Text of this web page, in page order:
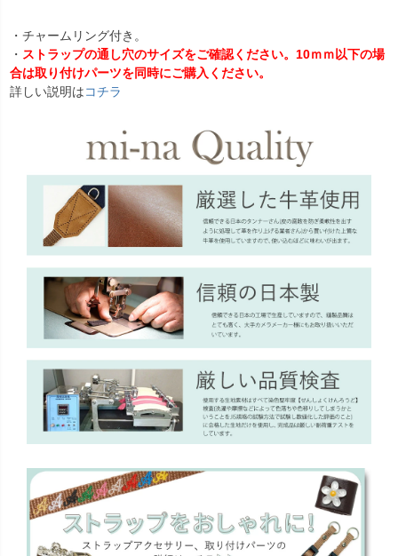
・チャームリング付き。
・ ストラップの通し穴のサイズをご確認ください。10ｍｍ以下の場
合は取り付けパーツを同時にご購入ください。
詳しい説明はコチラ